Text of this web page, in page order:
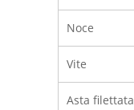
Noce
Vite
Asta filettata